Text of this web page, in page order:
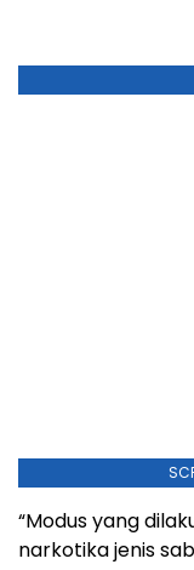
“Modus yang
narkotika jenis